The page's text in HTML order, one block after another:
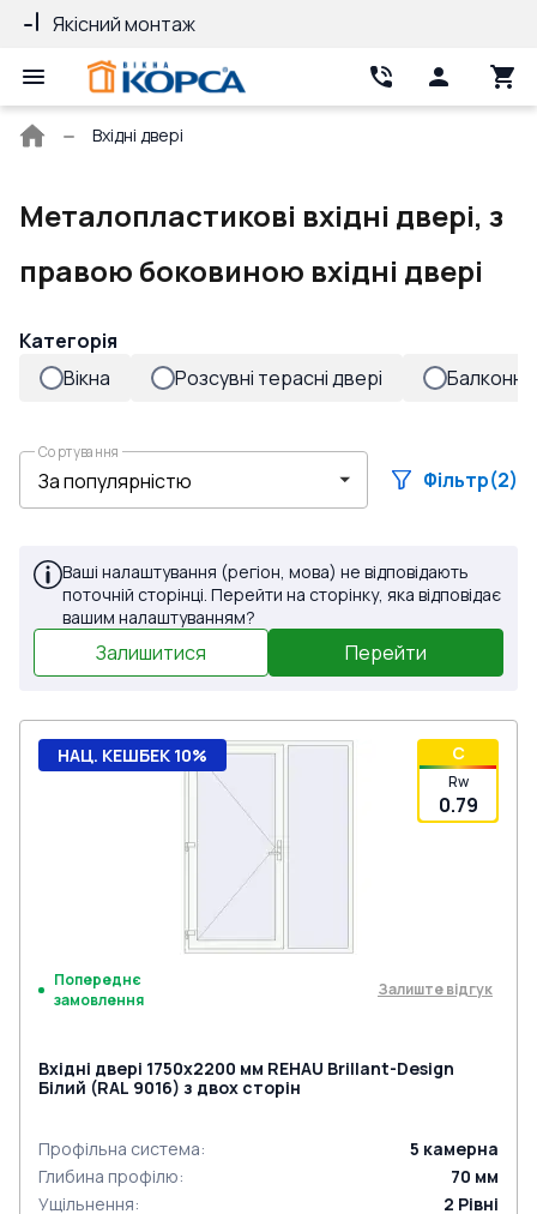
Якісний монтаж
Головна
Вхідні двері
Металопластикові вхідні двері, з
правою боковиною вхідні двері
Категорія
Вікна
Розсувні терасні двері Балконні
Сортування
Фільтр(2)
Ваші налаштування (регіон, мова) не відповідають
поточній сторінці. Перейти на сторінку, яка відповідає
вашим налаштуванням?
Залишитися Перейти
C
Rw
0.79
НАЦ. КЕШБЕК 10%
Попереднє
замовлення
Залиште відгук
Вхідні двері 1750x2200 мм REHAU Brillant-Design
Білий (RAL 9016) з двох сторін
Профільна система: 5 камерна
Глибина профілю: 70 мм
Ущільнення: 2 Рівні